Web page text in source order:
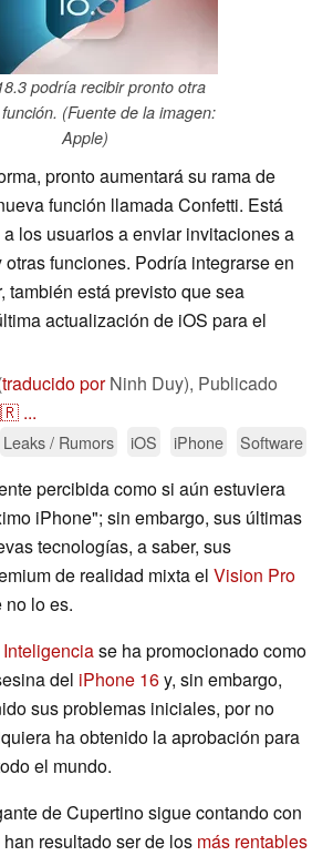
podría recibir pronto otra
(Fuente de la imagen:
Apple)
pronto aumentará su rama de
función llamada Confetti. Está
los usuarios a enviar invitaciones a
funciones. Podría integrarse en
también está previsto que sea
actualización de iOS para el
traducido porNinh Duy), Publicado
...
Leaks / Rumors iOS iPhone Software
percibida como si aún estuviera
iPhone"; sin embargo, sus últimas
tecnologías, a saber, sus
de realidad mixta el Vision Pro
lo es.
se ha promocionado como
del iPhone 16y, sin embargo,
sus problemas iniciales, por no
ha obtenido la aprobación para
el mundo.
de Cupertino sigue contando con
resultado ser de los más rentables